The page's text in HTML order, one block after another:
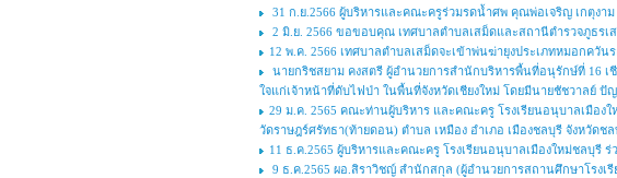
31 ก.ย.2566 ผู้บริหารและคณะครูร่วมรดน้ำศพ คุณพ่อเจริญ เกตุง
2 มิ.ย. 2566 ขอขอบคุณ เทศบาลตำบลเสม็ดและสถานีตำรวจภูธรเ
12 พ.ค. 2566 เทศบาลตำบลเสม็ดจะเข้าพ่นฆ่ายุงประเภทหมอกควันร
นายกริชสยาม คงสตรี ผู้อำนวยการสำนักบริหารพื้นที่อนุรักษ์ที่ 16
ใจแก่เจ้าหน้าที่ดับไฟป่า ในพื้นที่จังหวัดเชียงใหม่ โดยมีนายชัชวาลย์ ปั
29 ม.ค. 2565 คณะท่านผู้บริหาร และคณะครู โรงเรียนอนุบาลเมือ
วัดราษฎร์ศรัทธา(ท้ายดอน) ตำบล เหมือง อำเภอ เมืองชลบุรี จังหวัดชล
11 ธ.ค.2565 ผู้บริหารและคณะครู โรงเรียนอนุบาลเมืองใหม่ชลบุรี
9 ธ.ค.2565 ผอ.สิราวิชญ์ สำนักสกุล (ผู้อำนวยการสถานศึกษาโรง